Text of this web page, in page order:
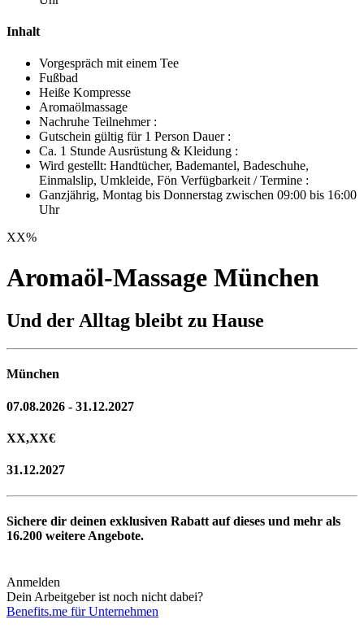
Inhalt
Vorgespräch mit einem Tee
Fußbad
Heiße Kompresse
Aromaölmassage
Nachruhe Teilnehmer :
Gutschein gültig für 1 Person Dauer :
Ca. 1 Stunde Ausrüstung & Kleidung :
Wird gestellt: Handtücher, Bademantel, Badeschuhe,
Einmalslip, Umkleide, Fön Verfügbarkeit / Termine :
Ganzjährig, Montag bis Donnerstag zwischen 09:00 bis 16:00
Uhr
XX%
Aromaöl-Massage München
Und der Alltag bleibt zu Hause
München
07.08.2026 - 31.12.2027
XX,XX€
31.12.2027
Sichere dir deinen exklusiven Rabatt auf dieses und mehr als
16.200 weitere Angebote.
Anmelden
Dein Arbeitgeber ist noch nicht dabei?
Benefits.me für Unternehmen